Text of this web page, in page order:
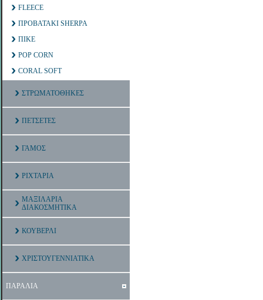
FLEECE
ΠΡΟΒΑΤΑΚΙ SHERPA
ΠΙΚΕ
POP CORN
CORAL SOFT
ΣΤΡΩΜΑΤΟΘΗΚΕΣ
ΠΕΤΣΕΤΕΣ
ΓΑΜΟΣ
ΡΙΧΤΑΡΙΑ
ΜΑΞΙΛΑΡΙΑ
ΔΙΑΚΟΣΜΗΤΙΚΑ
ΚΟΥΒΕΡΛΙ
ΧΡΙΣΤΟΥΓΕΝΝΙΑΤΙΚΑ
ΠΑΡΑΛΙΑ